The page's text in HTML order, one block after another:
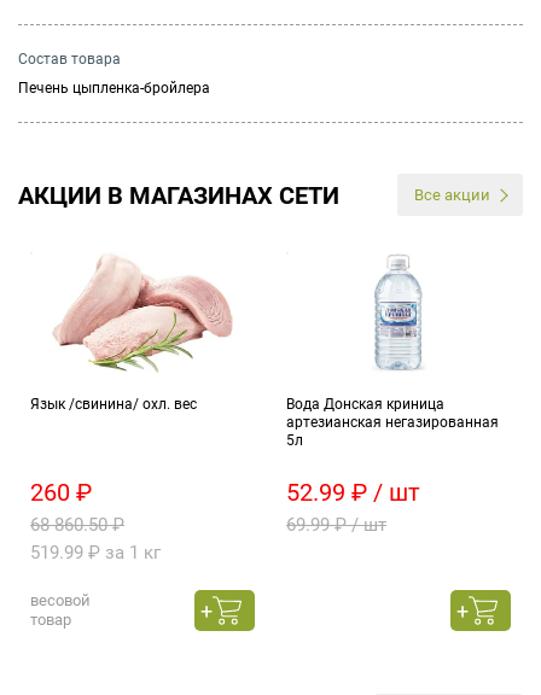
Состав товара
Печень цыпленка-бройлера
АКЦИИ В МАГАЗИНАХ СЕТИ Все акции
Язык /свинина/ охл. вес
260 ₽
68 860.50 ₽
519.99 ₽ за 1 кг
весовой
товар
Вода Донская криница
артезианская негазированная
5л
52.99 ₽ / шт
69.99 ₽ / шт